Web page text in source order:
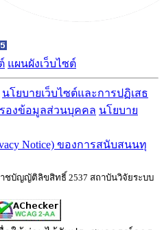
แผนผังเว็บไซต์
นโยบายเว็บไซต์และการปฏิเสธ
องข้อมูลส่วนบุคคล นโยบาย
Notice) ของการสนับสนนทุ
ชบัญญัติลิขสิทธิ์ 2537 สถาบันวิจัยระบบ